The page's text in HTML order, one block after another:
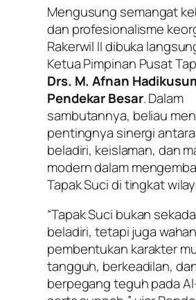
Mengusung semangat
dan profesionalisme
Rakerwil II dibuka
Ketua Pimpinan Pusat
Drs. M. Afnan
Pendekar Besar. Dalam
sambutannya, beliau
pentingnya sinergi
beladiri, keislaman, dan
modern dalam
Tapak Suci di tingkat
“Tapak Suci bukan
beladiri, tetapi juga
pembentukan karakter
tangguh, berkeadilan,
berpegang teguh pada